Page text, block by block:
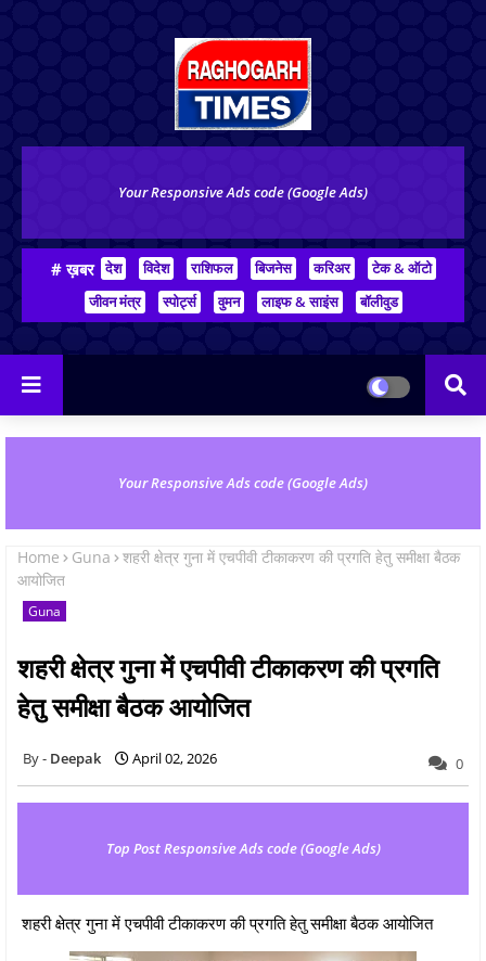
Your Responsive Ads code (Google Ads)
# ख़बर देश विदेश राशिफल बिजनेस करिअर
टेक & ऑटो
जीवन मंत्र
स्पोर्ट्स वुमन लाइफ & साइंस बॉलीवुड
Your Responsive Ads code (Google Ads)
Home Guna
शहरी क्षेत्र गुना में एचपीवी टीकाकरण की प्रगति हेतु समीक्षा बैठक
आयोजित
Guna
शहरी क्षेत्र गुना में एचपीवी टीकाकरण की प्रगति
हेतु समीक्षा बैठक आयोजित
Deepak April 02, 2026 0
Top Post Responsive Ads code (Google Ads)
शहरी क्षेत्र गुना में एचपीवी टीकाकरण की प्रगति हेतु समीक्षा बैठक आयोजित